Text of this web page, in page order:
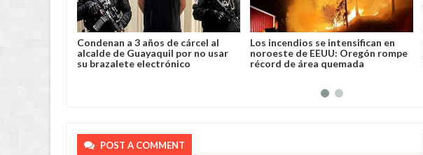
Condenan a 3 años de cárcel al
alcalde de Guayaquil por no usar
su brazalete electrónico
Los incendios se intensifican en
noroeste de EEUU: Oregón rompe
récord de área quemada
POST A COMMENT